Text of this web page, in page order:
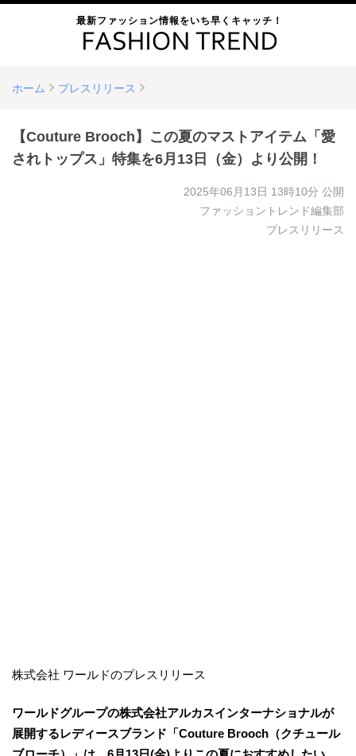
最新ファッション情報をいち早くキャッチ！
ホーム プレスリリース
【Couture Brooch】この夏のマストアイテム「愛
されトップス」特集を6月13日（金）より公開！
2025年06月13日 13時10分 公開
ファッショントレンド編集部
プレスリリース
株式会社 ワールドのプレスリリース
ワールドグループの株式会社アルカスインターナショナルが
展開するレディースブランド「Couture Brooch（クチュール